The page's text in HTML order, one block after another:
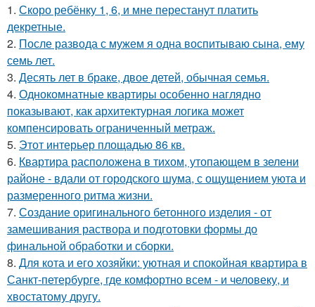
1. Скоро ребёнку 1, 6, и мне перестанут платить
декретные.
2. После развода с мужем я одна воспитываю сына, ему
семь лет.
3. Десять лет в браке, двое детей, обычная семья.
4. Однокомнатные квартиры особенно наглядно
показывают, как архитектурная логика может
компенсировать ограниченный метраж.
5. Этот интерьер площадью 86 кв.
6. Квартира расположена в тихом, утопающем в зелени
районе - вдали от городского шума, с ощущением уюта и
размеренного ритма жизни.
7. Создание оригинального бетонного изделия - от
замешивания раствора и подготовки формы до
финальной обработки и сборки.
8. Для кота и его хозяйки: уютная и спокойная квартира в
Санкт-петербурге, где комфортно всем - и человеку, и
хвостатому другу.